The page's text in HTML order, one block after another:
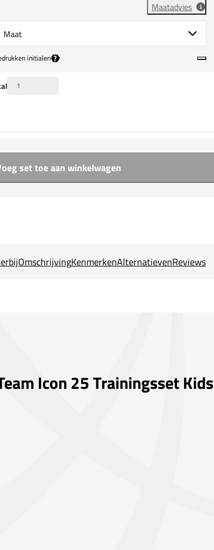
Maatadvies
initialen ?
set toe aan winkelwagen
OmschrijvingKenmerkenAlternatievenReviews
Icon 25 Trainingsset Kids